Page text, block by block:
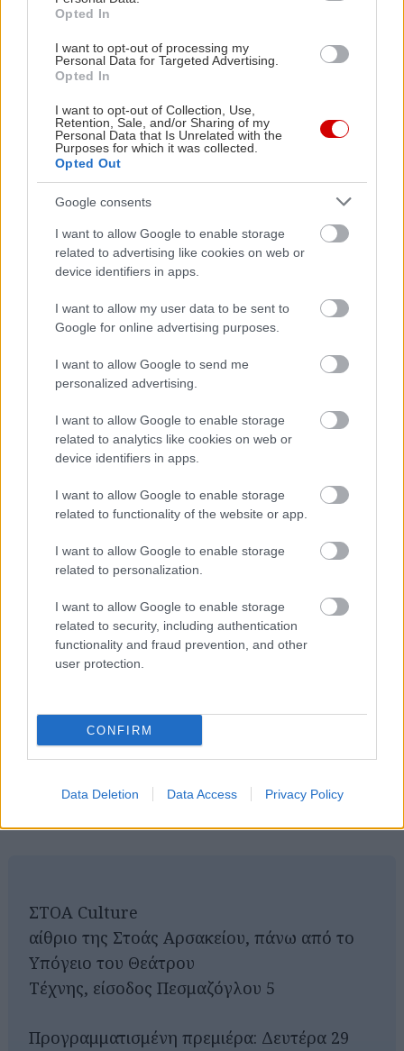
Opted In
I want to opt-out of processing my
Personal Data for Targeted Advertising.
Opted In
I want to opt-out of Collection, Use,
Retention, Sale, and/or Sharing of my
Personal Data that Is Unrelated with the
Purposes for which it was collected.
Opted Out
Google consents
I want to allow Google to enable storage
related to advertising like cookies on web or
device identifiers in apps.
I want to allow my user data to be sent to
Google for online advertising purposes.
I want to allow Google to send me
personalized advertising.
I want to allow Google to enable storage
related to analytics like cookies on web or
device identifiers in apps.
I want to allow Google to enable storage
related to functionality of the website or app.
I want to allow Google to enable storage
related to personalization.
I want to allow Google to enable storage
related to security, including authentication
functionality and fraud prevention, and other
user protection.
CONFIRM
Data Deletion Data Access Privacy Policy
τραγούδι: όχι πια μόνο την Οδύσσεια του ήρωα
γυναικών που υπέμειναν σωπαίνοντας, αλλά
τώρα θέλουν να μιλήσουν.
«Από όπου θες λοιπόν, μούσα, ξεκίνα σήμερα την
ιστορία.
Γιατί πάρα πολλά ακούμε αιώνες τώρα για τις
Οδύσσειες των γενναίων ανδρών,
και τόσο λίγα για τις Πηνελοπιάδες των σιωπηλών
γυναικών.»
Συντελεστές
Κείμενο · Σκηνοθεσία · Λόγος: Μαριάννα
Κάλμπαρη
Ζωντανή μουσική · Τραγούδι · Ηχητικός
σχεδιασμός · Αργαλειός: Φοίβη Βλάσση
Χορός · Ακροβασία · Ακορντεόν: Χριστίνα
Σουγιουλτζή
Garment & Visual collaboration: Μαριέττα
Καρπαθίου / ’ergon
Συνεργασία στη σκηνοθεσία- Σκηνογραφική
’ergon project team: Νεφέλη Λιτσάκη, Ελένη
Παλαφούτα, Ξένια Τσιαμαντά
Φωτογραφίες: Αντωνίνα Ανδρεαδάκη
Μακιγιάζ: Αγγελική Κασανάκη
Μια συμπαραγωγή του Θεάτρου Τέχνης Καρόλου
ΣΤΟΑ Culture
αίθριο της Στοάς Αρσακείου, πάνω από το
Υπόγειο του Θεάτρου
Τέχνης, είσοδος Πεσμαζόγλου 5
Προγραμματισμένη πρεμιέρα: Δευτέρα 29